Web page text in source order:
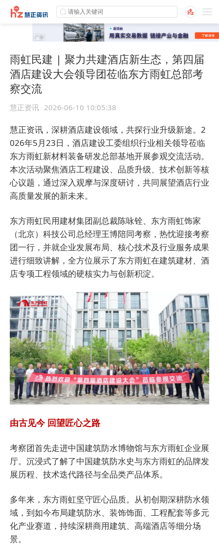
雨虹民建 | 聚力共建酒店新生态，第四届
酒店建设大会领导团莅临东方雨虹总部考
察交流
慧正资讯 2026-06-10 10:05:38
慧正资讯，深耕酒店建设领域，共探行业升级新途。2
026年5月23日，酒店建设工委组织行业相关领导莅临
东方雨虹新材料装备研发总部基地开展参观交流活动。
本次活动聚焦酒店工程建设、品质升级、技术创新等核
心议题，通过深入观摩与深度研讨，共同展望酒店行业
高质量发展的新未来。
东方雨虹民用建材集团副总裁陈咏铨、东方雨虹饰家
（北京）科技公司总经理王博陪同考察，热忱迎接考察
团一行，并就企业发展布局、核心技术及行业服务成果
进行细致讲解，全方位展示了东方雨虹在建筑建材、酒
店专项工程领域的硬核实力与创新积淀。
由古见今 回望匠心之路
考察团首先走进中国建筑防水博物馆与东方雨虹企业展
厅。沉浸式了解了中国建筑防水史与东方雨虹的品牌发
展历程、技术迭代路径与全品类产品体系。
多年来，东方雨虹坚守匠心品质。从初创期深耕防水领
域，到如今布局建筑防水、装饰饰面、工程配套等多元
化产业赛道，持续深耕商用建筑、高端酒店等细分场
景。